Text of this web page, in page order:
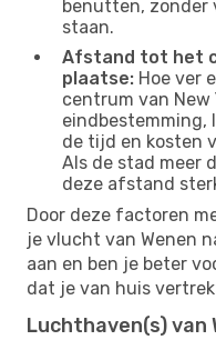
benutten, zonder
staan.
Afstand tot het
plaatse: Hoe ver
centrum van New
de tijd en kosten
Als de stad meer
deze afstand
Door deze factoren
je vlucht van Wenen
aan en ben je beter
dat je van huis
Luchthaven(s) van